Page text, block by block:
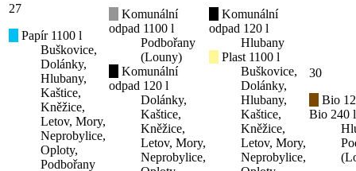
27
Papír 1100 l
Buškovice,
Dolánky,
Hlubany,
Kaštice,
Kněžice,
Letov, Mory,
Neprobylice,
Oploty,
Podbořany
Komunální
odpad 1100 l
Podbořany
(Louny)
Komunální
odpad 120 l
Dolánky,
Kaštice,
Kněžice,
Letov, Mory,
Neprobylice,
Komunální
odpad 120 l
Hlubany
Plast 1100 l
Buškovice,
Dolánky,
Hlubany,
Kaštice,
Kněžice,
Letov, Mory,
Neprobylice,
30
Bio
Bio 240 l